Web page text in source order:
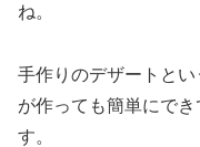
ね。
手作りのデザートと
が作っても簡単にで
す。